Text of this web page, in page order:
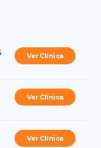
Ver Clínica
Ver Clínica
Ver Clínica